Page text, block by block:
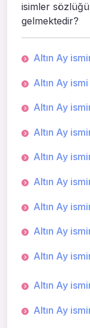
isimler
gelmektedir?
Altın Ay
Altın Ay
Altın Ay
Altın Ay
Altın Ay
Altın Ay
Altın Ay
Altın Ay
Altın Ay
Altın Ay
Altın Ay